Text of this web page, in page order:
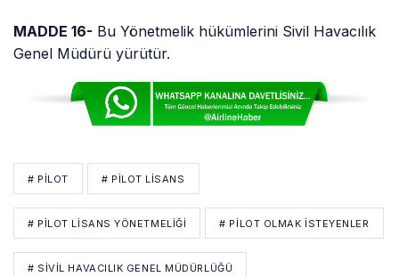
MADDE 16- Bu Yönetmelik hükümlerini Sivil Havacılık
Genel Müdürü yürütür.
# PİLOT # PILOT LISANS
# PILOT LISANS YÖNETMELIĞI # PILOT OLMAK ISTEYENLER
# SIVIL HAVACILIK GENEL MÜDÜRLÜĞÜ